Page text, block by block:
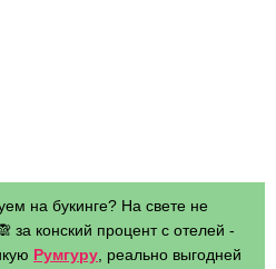
на букинге? На свете не
за конский процент с отелей -
Румгуру , реально выгодней